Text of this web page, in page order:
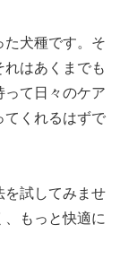
た犬種です。そ
はあくまでも
って日々のケア
てくれるはずで
を試してみませ
、もっと快適に